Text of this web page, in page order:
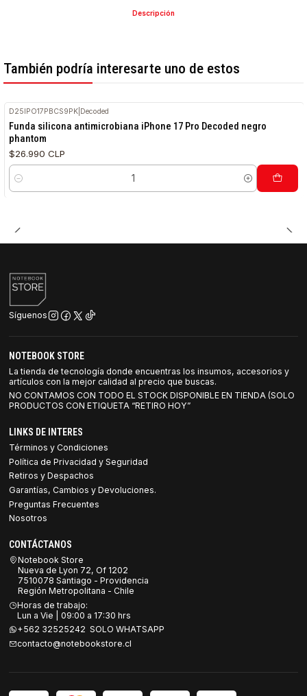
Descripción
También podría interesarte uno de estos
D25IPO17PBCS9PK Decoded
Funda silicona antimicrobiana iPhone 17 Pro Decoded negro
phantom
$26.990 CLP
Cantidad
Síguenos
NOTEBOOK STORE
La tienda de tecnología donde encuentras los insumos, accesorios y
artículos con la mejor calidad al precio que buscas.
NO CONTAMOS CON TODO EL STOCK DISPONIBLE EN TIENDA (SOLO
PRODUCTOS CON ETIQUETA “RETIRO HOY”
LINKS DE INTERES
Términos y Condiciones
Política de Privacidad y Seguridad
Retiros y Despachos
Garantías, Cambios y Devoluciones.
Preguntas Frecuentes
Nosotros
CONTÁCTANOS
Notebook Store
Nueva de Lyon 72, Of 1202
7510078 Santiago - Providencia
Región Metropolitana - Chile
Horas de trabajo:
Lun a Vie | 09:00 a 17:30 hrs
+562 32525242 SOLO WHATSAPP
contacto@notebookstore.cl